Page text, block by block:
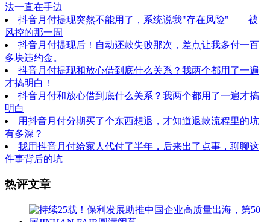
法一直在手边
抖音月付提现突然不能用了，系统说我"存在风险"——被
风控的那一周
抖音月付提现后！自动还款失败那次，差点让我多付一百
多块违约金。
抖音月付提现和放心借到底什么关系？我两个都用了一遍
才搞明白！
抖音月付和放心借到底什么关系？我两个都用了一遍才搞
明白
用抖音月付分期买了个东西想退，才知道退款流程里的坑
有多深？
我用抖音月付给家人代付了半年，后来出了点事，聊聊这
件事背后的坑
热评文章